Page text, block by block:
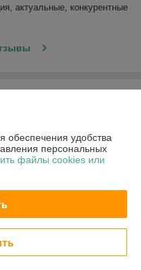
актуальные, конкурентные
удобства
персональных
файлы cookies или